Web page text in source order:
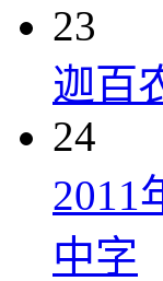
23
迦百
24
2011
中字